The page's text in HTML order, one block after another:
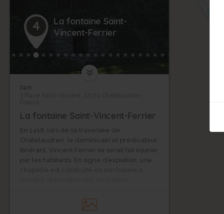
15
4
La fontaine Saint-
Vincent-Ferrier
74m
La fontaine Saint-Vincent-Ferrier
En 1418, lors de sa traversée de
Châtelaudren, le dominicain et prédicateur
itinérant, Vincent Ferrier se serait fait injurier
par les habitants. En signe d’expiation, une
1895. Aujourd'hui, seule la fontaine Saint-
Vincent-Ferrier rappelle son souvenir.